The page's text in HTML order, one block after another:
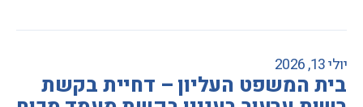
יולי 13, 2026
בית המשפט העליון – דחיית בקשת